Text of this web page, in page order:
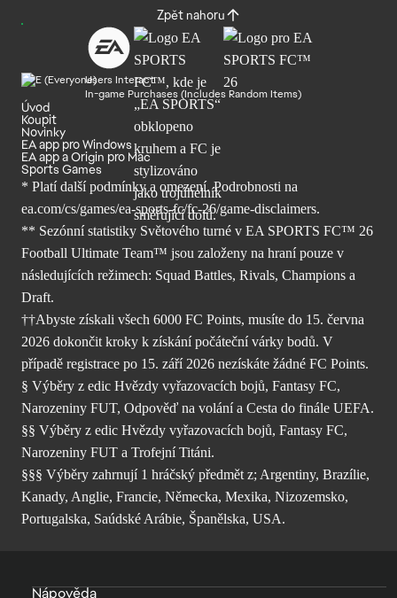
Zpět nahoru
Users Interact
In-game Purchases (Includes Random Items)
Úvod
Koupit
Novinky
EA app pro Windows
EA app a Origin pro Mac
Sports Games
* Platí další podmínky a omezení. Podrobnosti na
ea.com/cs/games/ea-sports-fc/fc-26/game-disclaimers.
** Sezónní statistiky Světového turné v EA SPORTS FC™ 26
Football Ultimate Team™ jsou založeny na hraní pouze v
následujících režimech: Squad Battles, Rivals, Champions a
Draft.
††Abyste získali všech 6000 FC Points, musíte do 15. června
2026 dokončit kroky k získání počáteční várky bodů. V
případě registrace po 15. září 2026 nezískáte žádné FC Points.
§ Výběry z edic Hvězdy vyřazovacích bojů, Fantasy FC,
Narozeniny FUT, Odpověď na volání a Cesta do finále UEFA.
§§ Výběry z edic Hvězdy vyřazovacích bojů, Fantasy FC,
Narozeniny FUT a Trofejní Titáni.
§§§ Výběry zahrnují 1 hráčský předmět z; Argentiny, Brazílie,
Kanady, Anglie, Francie, Německa, Mexika, Nizozemsko,
Portugalska, Saúdské Arábie, Španělska, USA.
Nápověda